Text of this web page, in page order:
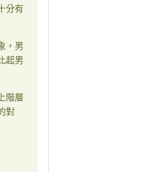
分有
，男
起男
階層
對